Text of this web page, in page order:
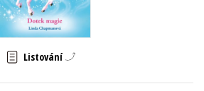
Zahraniční literatura
Všechny tituly
Listování